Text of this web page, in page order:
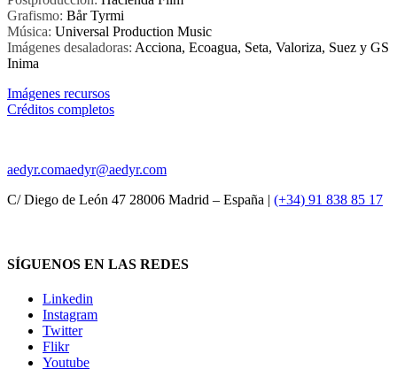
Grafismo: Bår Tyrmi
Música: Universal Production Music
Imágenes desaladoras: Acciona, Ecoagua, Seta, Valoriza, Suez y GS
Inima
Imágenes recursos
Créditos completos
aedyr.comaedyr@aedyr.com
C/ Diego de León 47 28006 Madrid – España | (+34) 91 838 85 17
SÍGUENOS EN LAS REDES
Linkedin
Instagram
Twitter
Flikr
Youtube